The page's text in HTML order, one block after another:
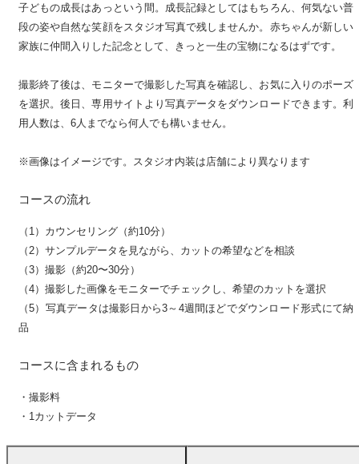
子どもの成長はあっという間。成長記録としてはもちろん、何気ない普
段の姿や自然な笑顔をスタジオ写真で残しませんか。赤ちゃんが新しい
家族に仲間入りした記念として、きっと一生の宝物になるはずです。
撮影終了後は、モニターで撮影した写真を確認し、お気に入りのポーズ
を選択。後日、専用サイトより写真データをダウンロードできます。利
用人数は、6人までなら何人でも構いません。
※画像はイメージです。スタジオ内装は店舗により異なります
コースの流れ
（1）カウンセリング（約10分）
（2）サンプルデータを見ながら、カットの希望などを相談
（3）撮影（約20〜30分）
（4）撮影した画像をモニターでチェックし、希望のカットを選択
（5）写真データは撮影日から3～4週間ほどでダウンロード形式にて納
品
コースに含まれるもの
・撮影料
・1カットデータ